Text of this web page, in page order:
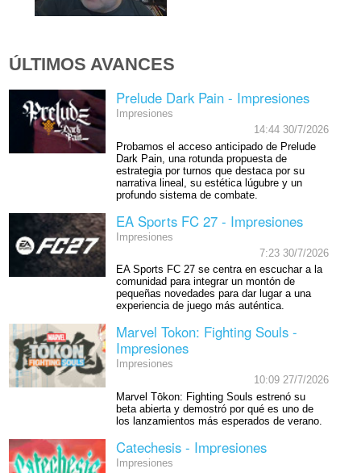
ÚLTIMOS AVANCES
Prelude Dark Pain - Impresiones
Impresiones
14:44 30/7/2026
Probamos el acceso anticipado de Prelude
Dark Pain, una rotunda propuesta de
estrategia por turnos que destaca por su
narrativa lineal, su estética lúgubre y un
profundo sistema de combate.
EA Sports FC 27 - Impresiones
Impresiones
7:23 30/7/2026
EA Sports FC 27 se centra en escuchar a la
comunidad para integrar un montón de
pequeñas novedades para dar lugar a una
experiencia de juego más auténtica.
Marvel Tokon: Fighting Souls -
Impresiones
Impresiones
10:09 27/7/2026
Marvel Tōkon: Fighting Souls estrenó su
beta abierta y demostró por qué es uno de
los lanzamientos más esperados de verano.
Catechesis - Impresiones
Impresiones